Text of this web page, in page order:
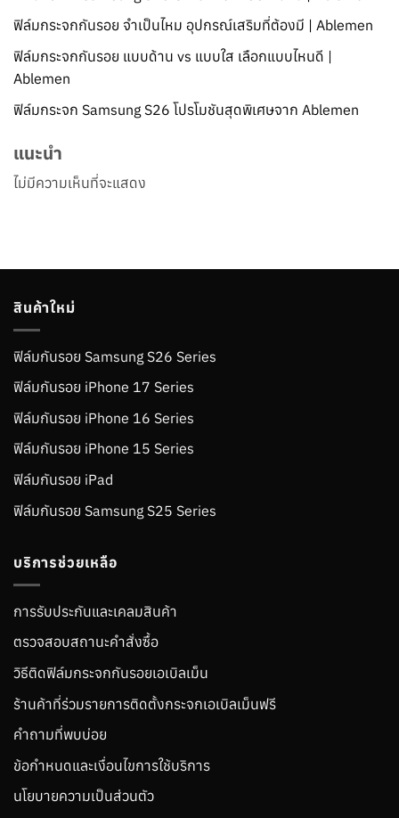
ฟิล์มกระจกกันรอย จำเป็นไหม อุปกรณ์เสริมที่ต้องมี | Ablemen
ฟิล์มกระจกกันรอย แบบด้าน vs แบบใส เลือกแบบไหนดี |
Ablemen
ฟิล์มกระจก Samsung S26 โปรโมชันสุดพิเศษจาก Ablemen
แนะนำ
ไม่มีความเห็นที่จะแสดง
สินค้าใหม่
ฟิล์มกันรอย Samsung S26 Series
ฟิล์มกันรอย iPhone 17 Series
ฟิล์มกันรอย iPhone 16 Series
ฟิล์มกันรอย iPhone 15 Series
ฟิล์มกันรอย iPad
ฟิล์มกันรอย Samsung S25 Series
บริการช่วยเหลือ
การรับประกันและเคลมสินค้า
ตรวจสอบสถานะคำสั่งซื้อ
วิธีติดฟิล์มกระจกกันรอยเอเบิลเม็น
ร้านค้าที่ร่วมรายการติดตั้งกระจกเอเบิลเม็นฟรี
คำถามที่พบบ่อย
ข้อกำหนดและเงื่อนไขการใช้บริการ
นโยบายความเป็นส่วนตัว